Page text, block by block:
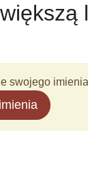
swojego imienia